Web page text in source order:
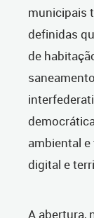
municipais
definidas
de
ambiental
digital e
A abertura,